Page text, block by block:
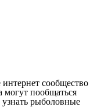
сообщество
могут пообщаться
узнать рыболовные